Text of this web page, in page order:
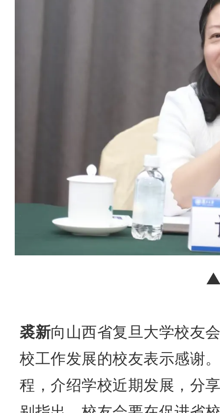
▲
裘新向山西省复旦大学校友
校工作发展的校友表示感谢
程，介绍学校近期发展，分